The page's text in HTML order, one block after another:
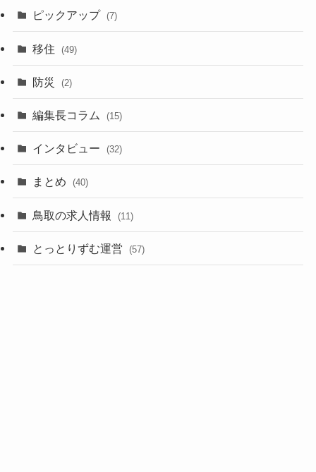
ピックアップ (7)
移住 (49)
防災 (2)
編集長コラム (15)
インタビュー (32)
まとめ (40)
鳥取の求人情報 (11)
とっとりずむ運営 (57)